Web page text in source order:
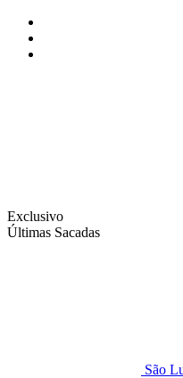
Exclusivo
Últimas Sacadas
São